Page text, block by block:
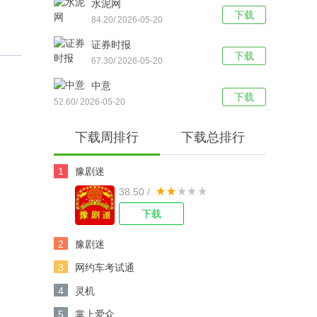
下载
水泥网
84.20/ 2026-05-20
下载
证券时报
67.30/ 2026-05-20
下载
中意
52.60/ 2026-05-20
下载周排行 下载总排行
1
豫剧迷
38.50 /
下载
2 豫剧迷
3 网约车考试通
4 灵机
5 掌上爱众